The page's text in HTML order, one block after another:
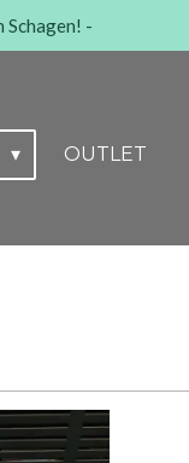
Schagen! -
OUTLET